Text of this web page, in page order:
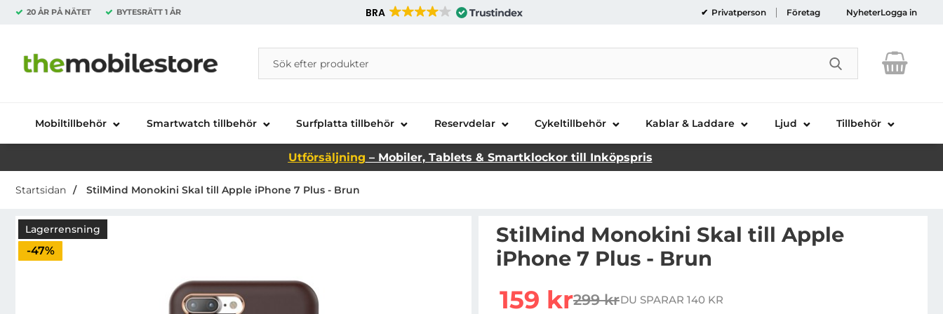
20 ÅR PÅ NÄTET BYTESRÄTT 1 ÅR BRA Privatperson Företag NyheterLogga in
Startsidan för Danira Telecom AB
Sök
Sök på Danira Telecom AB
Genomför
Mobiltillbehör Smartwatch tillbehör Surfplatta tillbehör Reservdelar Cykeltillbehör Kablar & Laddare Ljud Tillbehör
Utförsäljning – Mobiler, Tablets & Smartklockor till Inköpspris
Startsidan StilMind Monokini Skal till Apple iPhone 7 Plus - Brun
Lagerrensning
Priset är nedsatt med
-47%
StilMind Monokini Skal till Apple
iPhone 7 Plus - Brun
rea pris
159 krtidigare pris
299 krDU SPARAR 140 KR